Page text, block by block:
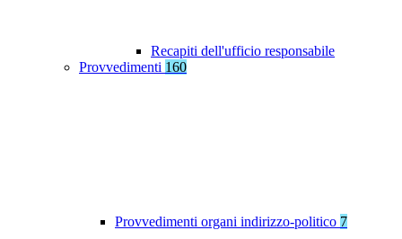
Recapiti dell'ufficio responsabile
Provvedimenti 160
Provvedimenti organi indirizzo-politico 7